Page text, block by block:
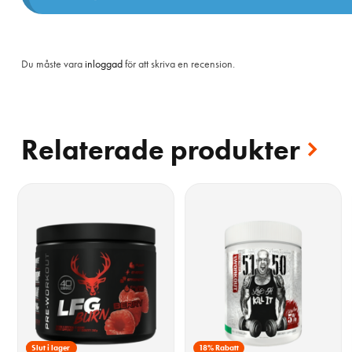
Du måste varainloggadför att skriva en recension.
Relaterade produkter
15% Rabatt
Slut i lager 18% Rabatt